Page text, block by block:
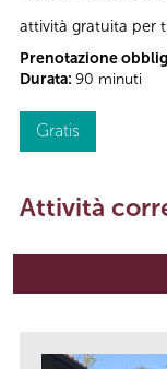
attività gratuita per
Prenotazione
Durata: 90 minuti
Gratis
Attività